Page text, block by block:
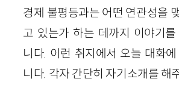
경제 불평등과는 어떤 연관성을
고 있는가 하는 데까지 이야기
니다. 이런 취지에서 오늘 대화
니다. 각자 간단히 자기소개를 해